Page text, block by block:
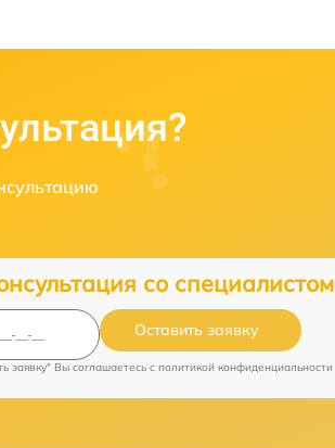
со специалистом
Оставить заявку
заявку" Вы соглашаетесь c политикой конфиденциальности